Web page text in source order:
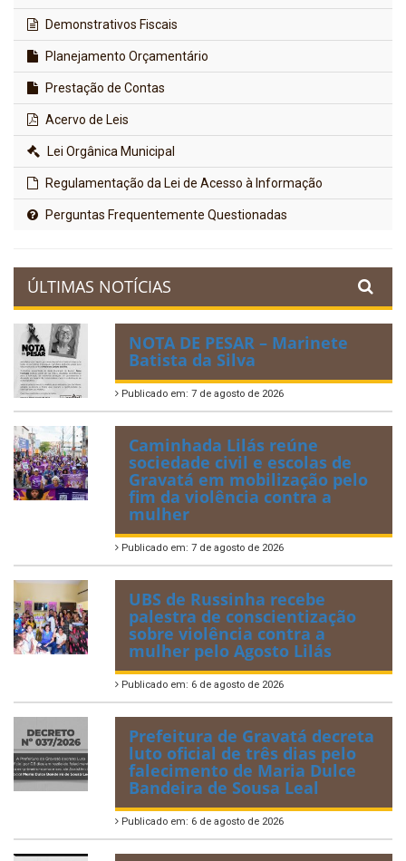
Demonstrativos Fiscais
Planejamento Orçamentário
Prestação de Contas
Acervo de Leis
Lei Orgânica Municipal
Regulamentação da Lei de Acesso à Informação
Perguntas Frequentemente Questionadas
ÚLTIMAS NOTÍCIAS
NOTA DE PESAR – Marinete
Batista da Silva
Publicado em: 7 de agosto de 2026
Caminhada Lilás reúne
sociedade civil e escolas de
Gravatá em mobilização pelo
fim da violência contra a
mulher
Publicado em: 7 de agosto de 2026
UBS de Russinha recebe
palestra de conscientização
sobre violência contra a
mulher pelo Agosto Lilás
Publicado em: 6 de agosto de 2026
Prefeitura de Gravatá decreta
luto oficial de três dias pelo
falecimento de Maria Dulce
Bandeira de Sousa Leal
Publicado em: 6 de agosto de 2026